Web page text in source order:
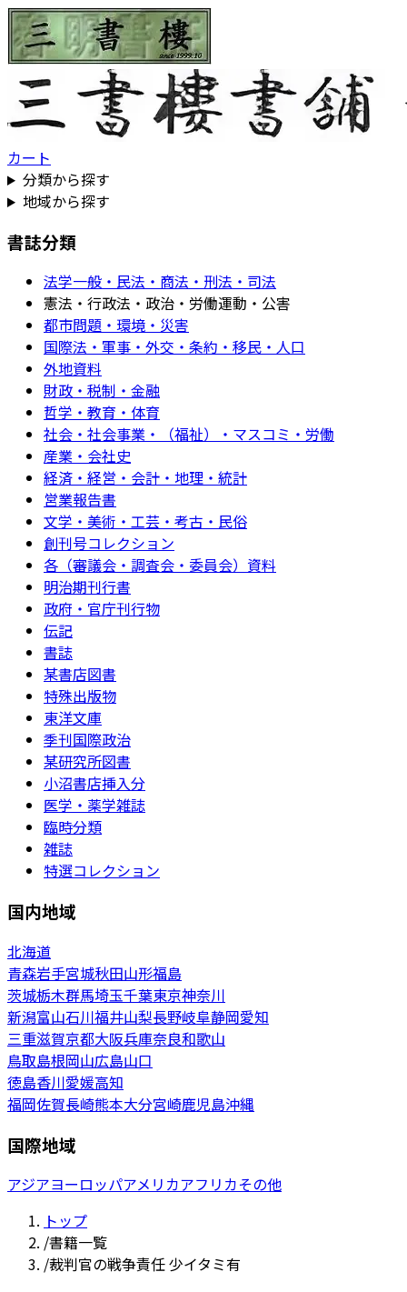
カート
分類から探す
地域から探す
書誌分類
法学一般・民法・商法・刑法・司法
憲法・行政法・政治・労働運動・公害
都市問題・環境・災害
国際法・軍事・外交・条約・移民・人口
外地資料
財政・税制・金融
哲学・教育・体育
社会・社会事業・（福祉）・マスコミ・労働
産業・会社史
経済・経営・会計・地理・統計
営業報告書
文学・美術・工芸・考古・民俗
創刊号コレクション
各（審議会・調査会・委員会）資料
明治期刊行書
政府・官庁刊行物
伝記
書誌
某書店図書
特殊出版物
東洋文庫
季刊国際政治
某研究所図書
小沼書店挿入分
医学・薬学雑誌
臨時分類
雑誌
特選コレクション
国内地域
北海道
青森岩手宮城秋田山形福島
茨城栃木群馬埼玉千葉東京神奈川
新潟富山石川福井山梨長野岐阜静岡愛知
三重滋賀京都大阪兵庫奈良和歌山
鳥取島根岡山広島山口
徳島香川愛媛高知
福岡佐賀長崎熊本大分宮崎鹿児島沖縄
国際地域
アジアヨーロッパアメリカアフリカその他
トップ
/書籍一覧
/裁判官の戦争責任 少イタミ有